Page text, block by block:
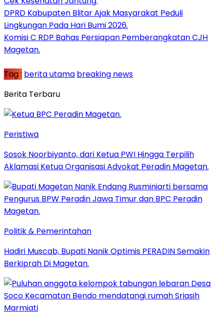
DPRD Kabupaten Blitar Ajak Masyarakat Peduli
Lingkungan Pada Hari Bumi 2026.
Komisi C RDP Bahas Persiapan Pemberangkatan CJH
Magetan.
Tag : berita utama breaking news
Berita Terbaru
Peristiwa
Sosok Noorbiyanto, dari Ketua PWI Hingga Terpilih
Aklamasi Ketua Organisasi Advokat Peradin Magetan.
Politik & Pemerintahan
Hadiri Muscab, Bupati Nanik Optimis PERADIN Semakin
Berkiprah Di Magetan.